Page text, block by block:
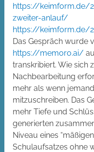
https://keimform.de/
zweiter-anlauf/
https://keimform.de/
Das Gespräch wurde
https://memoro.ai/
transkribiert. Wie sich
Nachbearbeitung
mehr als wenn
mitzuschreiben. Das
mehr Tiefe und
generierten
Niveau eines
Schulaufsatzes ohne